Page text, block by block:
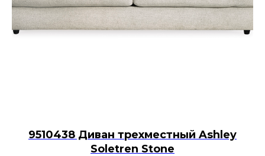
9510438 Диван трехместный Ashley
Soletren Stone